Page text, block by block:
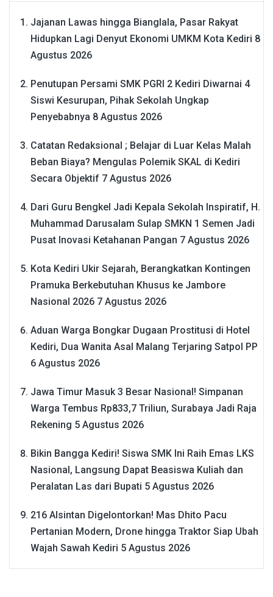
Jajanan Lawas hingga Bianglala, Pasar Rakyat
Hidupkan Lagi Denyut Ekonomi UMKM Kota Kediri 8
Agustus 2026
Penutupan Persami SMK PGRI 2 Kediri Diwarnai 4
Siswi Kesurupan, Pihak Sekolah Ungkap
Penyebabnya 8 Agustus 2026
Catatan Redaksional ; Belajar di Luar Kelas Malah
Beban Biaya? Mengulas Polemik SKAL di Kediri
Secara Objektif 7 Agustus 2026
Dari Guru Bengkel Jadi Kepala Sekolah Inspiratif, H.
Muhammad Darusalam Sulap SMKN 1 Semen Jadi
Pusat Inovasi Ketahanan Pangan 7 Agustus 2026
Kota Kediri Ukir Sejarah, Berangkatkan Kontingen
Pramuka Berkebutuhan Khusus ke Jambore
Nasional 2026 7 Agustus 2026
Aduan Warga Bongkar Dugaan Prostitusi di Hotel
Kediri, Dua Wanita Asal Malang Terjaring Satpol PP
6 Agustus 2026
Jawa Timur Masuk 3 Besar Nasional! Simpanan
Warga Tembus Rp833,7 Triliun, Surabaya Jadi Raja
Rekening 5 Agustus 2026
Bikin Bangga Kediri! Siswa SMK Ini Raih Emas LKS
Nasional, Langsung Dapat Beasiswa Kuliah dan
Peralatan Las dari Bupati 5 Agustus 2026
216 Alsintan Digelontorkan! Mas Dhito Pacu
Pertanian Modern, Drone hingga Traktor Siap Ubah
Wajah Sawah Kediri 5 Agustus 2026